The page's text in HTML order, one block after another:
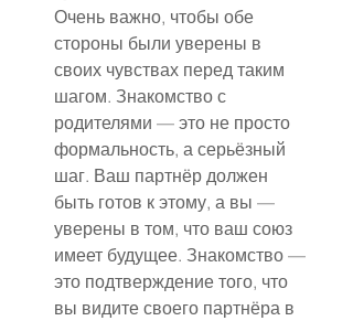
Очень важно, чтобы обе
стороны были уверены в
своих чувствах перед таким
шагом. Знакомство с
родителями — это не просто
формальность, а серьёзный
шаг. Ваш партнёр должен
быть готов к этому, а вы —
уверены в том, что ваш союз
имеет будущее. Знакомство —
это подтверждение того, что
вы видите своего партнёра в